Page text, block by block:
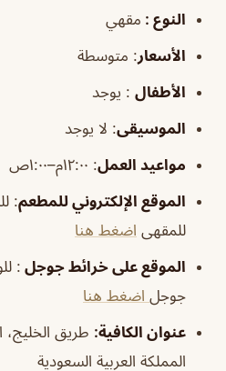
النوع : مقهي
الأسعار: متوسطة
الأطفال : يوجد
الموسيقى: لا يوجد
مواعيد العمل: ١٢:٠٠م–١:٠٠ص
الموقع الإلكتروني للمطعم:
للمقهى اضغط هنا
الموقع على خرائط جوجل :
جوجل اضغط هنا
عنوان الكافية:
المملكة العربية السعودية